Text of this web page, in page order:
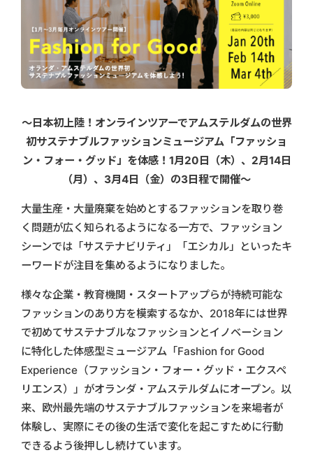
〜日本初上陸！オンラインツアーでアムステルダムの世界
初サステナブルファッションミュージアム「ファッショ
ン・フォー・グッド」を体感！1月20日（木）、2月14日
（月）、3月4日（金）の3日程で開催〜
大量生産・大量廃棄を始めとするファッションを取り巻
く問題が広く知られるようになる一方で、ファッション
シーンでは「サステナビリティ」「エシカル」といったキ
ーワードが注目を集めるようになりました。
様々な企業・教育機関・スタートアップらが持続可能な
ファッションのあり方を模索するなか、2018年には世界
で初めてサステナブルなファッションとイノベーション
に特化した体感型ミュージアム「Fashion for Good
Experience（ファッション・フォー・グッド・エクスペ
リエンス）」がオランダ・アムステルダムにオープン。以
来、欧州最先端のサステナブルファッションを来場者が
体験し、実際にその後の生活で変化を起こすために行動
できるよう後押しし続けています。